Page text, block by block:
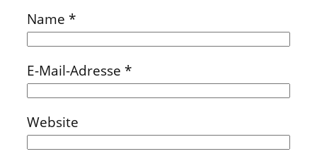
Name *
E-Mail-Adresse *
Website